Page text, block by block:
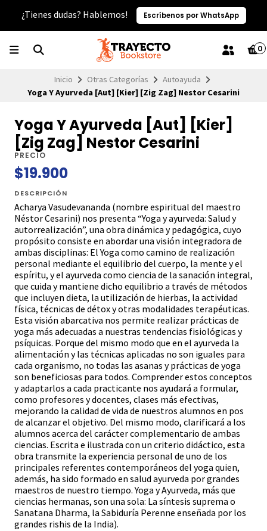
¿Tienes dudas? Hablemos! Escríbenos por WhatsApp
0
Inicio Otras Categorías
Autoayuda
Yoga Y Ayurveda [Aut] [Kier] [Zig Zag] Nestor Cesarini
Yoga Y Ayurveda [Aut] [Kier]
[Zig Zag] Nestor Cesarini
PRECIO
$19.900
DESCRIPCIÓN
Acharya Vasudevananda (nombre espiritual del maestro
Néstor Cesarini) nos presenta “Yoga y ayurveda: Salud y
autorrealización”, una obra dinámica y pedagógica, cuyo
propósito consiste en abordar una visión integradora de
ambas disciplinas: El Yoga como camino de realización
personal mediante el equilibrio del cuerpo, la mente y el
espíritu, y el ayurveda como ciencia de la sanación integral,
que cuida y mantiene dicho equilibrio a través de métodos
que incluyen dieta, la utilización de hierbas, la actividad
física, técnicas de détox y otras modalidades terapéuticas.
Esta visión abarcativa nos permite realizar prácticas de
yoga más adecuadas a nuestras tendencias fisiológicas y
psíquicas. Porque del mismo modo que en el ayurveda la
alimentación y las técnicas aplicadas no son iguales para
cada organismo, no todas las asanas y prácticas de yoga
son beneficiosas para todos. Comprender estos conceptos
y adaptarlos a cada practicante nos ayudará a formular,
como profesores y docentes, clases más efectivas,
mejorando la calidad de vida de nuestros alumnos en pos
de alcanzar el objetivo. Del mismo modo, clarificará a los
alumnos acerca del carácter complementario de ambas
ciencias. Escrita e ilustrada con un criterio didáctico, esta
obra transmite la experiencia personal de uno de los
principales referentes contemporáneos del yoga quien,
además, ha sido formado en salud ayurveda por grandes
maestros de nuestro tiempo. Yoga y Ayurveda, más que
ciencias hermanas, son una sola: La síntesis suprema o
Sanatana Dharma, la Sabiduría Perenne enseñada por los
grandes rishis de la India).